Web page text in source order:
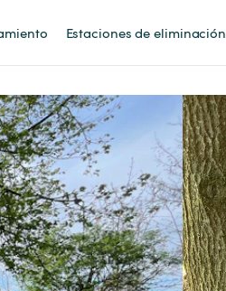
Estaciones de eliminación